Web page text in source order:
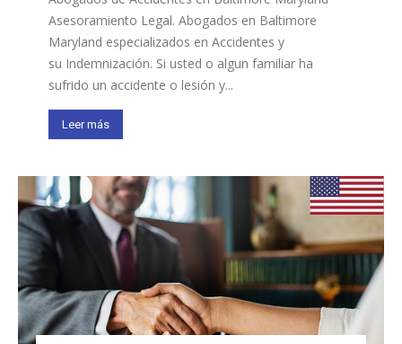
Asesoramiento Legal. Abogados en Baltimore
Maryland especializados en Accidentes y
su Indemnización. Si usted o algun familiar ha
sufrido un accidente o lesión y...
Leer más